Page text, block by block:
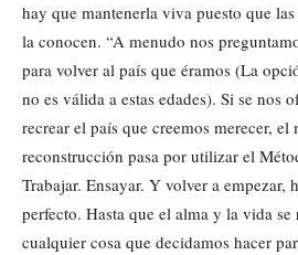
hay que mantenerla viva puesto que
la conocen. “A menudo nos
para volver al país que éramos (La
no es válida a estas edades). Si se nos
recrear el país que creemos merecer,
reconstrucción pasa por utilizar el
Trabajar. Ensayar. Y volver a empezar,
perfecto. Hasta que el alma y la vida
cualquier cosa que decidamos hacer